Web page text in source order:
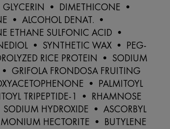
• DIMETHICONE •
• ALCOHOL DENAT. •
ETHANE SULFONIC ACID •
• SYNTHETIC WAX • PEG-
RICE PROTEIN • SODIUM
GRIFOLA FRONDOSA FRUITING
• PALMITOYL
TRIPEPTIDE-1 • RHAMNOSE
HYDROXIDE • ASCORBYL
HECTORITE • BUTYLENE